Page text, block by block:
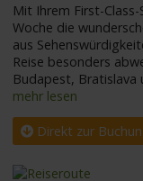
Mit Ihrem First-
Woche die
aus
Reise besonders
Budapest, Bratislava
mehr lesen
Direkt zur